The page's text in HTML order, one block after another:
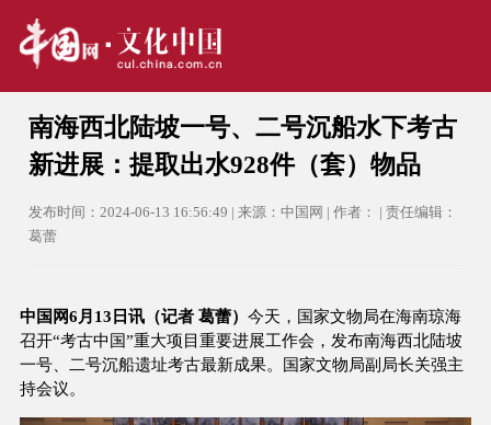
南海西北陆坡一号、二号沉船水下考古
新进展：提取出水928件（套）物品
发布时间：2024-06-13 16:56:49 | 来源：中国网 | 作者： | 责任编辑：
葛蕾
中国网6月13日讯（记者 葛蕾） 今天， 国家文物局在海南琼海
召开“考古中国”重大项目重要进展工作会， 发布南海西北陆坡
一号、二号沉船遗址考古最新成果。国家文物局副局长关强主
持会议。